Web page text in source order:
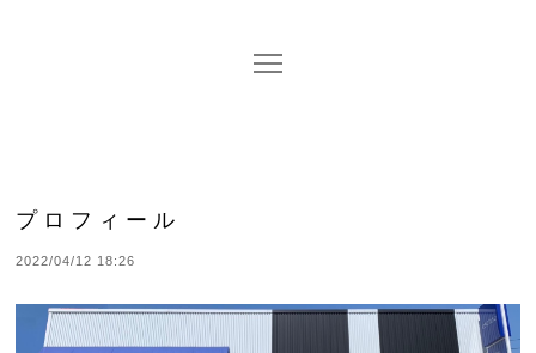
プロフィール
2022/04/12 18:26